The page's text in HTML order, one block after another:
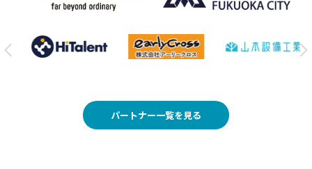
パートナー一覧を見る